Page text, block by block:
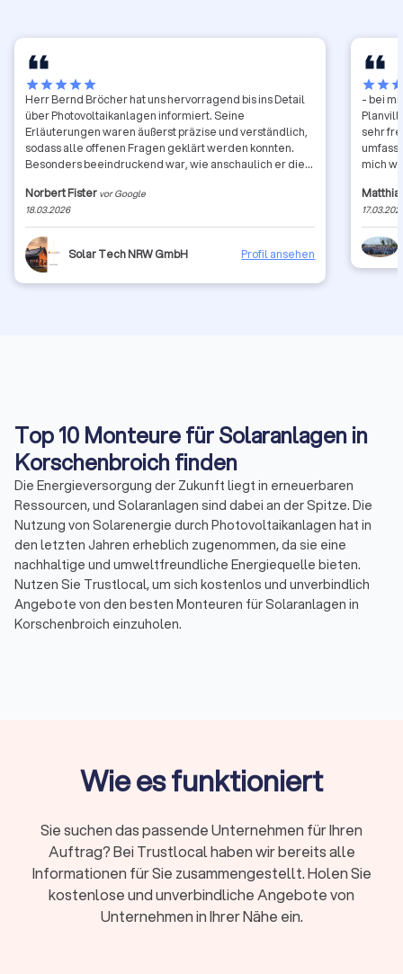
starstarstarstarstar
Herr Bernd Bröcher hat uns hervorragend bis ins Detail
über Photovoltaikanlagen informiert. Seine
Erläuterungen waren äußerst präzise und verständlich,
sodass alle offenen Fragen geklärt werden konnten.
Besonders beeindruckend war, wie anschaulich er die
Photovoltaikanlagen vermittelt hat. Die nachfolgende
Ausführung der Anlage lief ohne jedwede
Beanstandung ab. Danke dafür, großes Lob an Herrn
Bröcher
Norbert Fister vor Google
18.03.2026
Solar Tech NRW GmbH Profil ansehen
starstar
- bei
sehr
mich
Teams
sehr
das
Top 10 Monteure für Solaranlagen in
Korschenbroich finden
Die Energieversorgung der Zukunft liegt in erneuerbaren
Ressourcen, und Solaranlagen sind dabei an der Spitze. Die
Nutzung von Solarenergie durch Photovoltaikanlagen hat in
den letzten Jahren erheblich zugenommen, da sie eine
nachhaltige und umweltfreundliche Energiequelle bieten.
Nutzen Sie Trustlocal, um sich kostenlos und unverbindlich
Angebote von den besten Monteuren für Solaranlagen in
Korschenbroich einzuholen.
Diese Technologie hat sich als äußerst effektiv und
nachhaltig erwiesen. Photovoltaikanlagen, auch als PV-
elektrischem Strom aus Sonnenlicht. Sie bestehen aus einer
Anordnung von Solarzellen, die das Sonnenlicht in elektrische
Energie umwandeln.
Der Kauf einer Solaranlage ist eine langfristige Investition in
erneuerbare Energie. Bevor Sie jedoch eine Entscheidung
Wie es funktioniert
Sie suchen das passende Unternehmen für Ihren
Auftrag? Bei Trustlocal haben wir bereits alle
Informationen für Sie zusammengestellt. Holen Sie
kostenlose und unverbindliche Angebote von
Unternehmen in Ihrer Nähe ein.